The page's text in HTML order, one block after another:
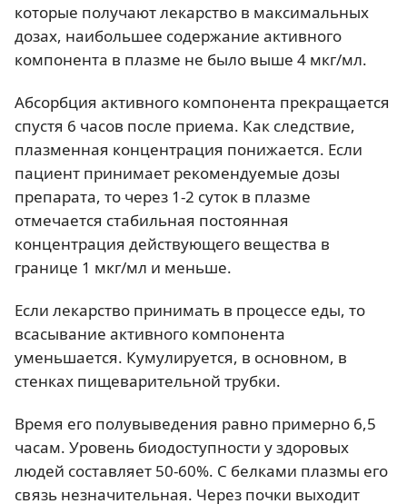
которые получают лекарство в максимальных
дозах, наибольшее содержание активного
компонента в плазме не было выше 4 мкг/мл.
Абсорбция активного компонента прекращается
спустя 6 часов после приема. Как следствие,
плазменная концентрация понижается. Если
пациент принимает рекомендуемые дозы
препарата, то через 1-2 суток в плазме
отмечается стабильная постоянная
концентрация действующего вещества в
границе 1 мкг/мл и меньше.
Если лекарство принимать в процессе еды, то
всасывание активного компонента
уменьшается. Кумулируется, в основном, в
стенках пищеварительной трубки.
Время его полувыведения равно примерно 6,5
часам. Уровень биодоступности у здоровых
людей составляет 50-60%. С белками плазмы его
связь незначительная. Через почки выходит